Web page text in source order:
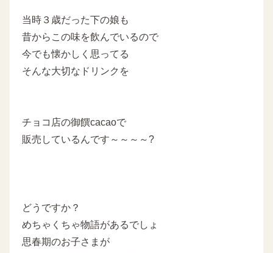
当時３歳だった下の娘も
昔からこの味を飲んでいるので
今でも懐かしく思ってる
そんな大切なドリンクを
チョコ店の御饌cacaoで
販売しているんです～～～～?
どうですか？
めちゃくちゃ物語があるでしょ
思春期のお子さまが